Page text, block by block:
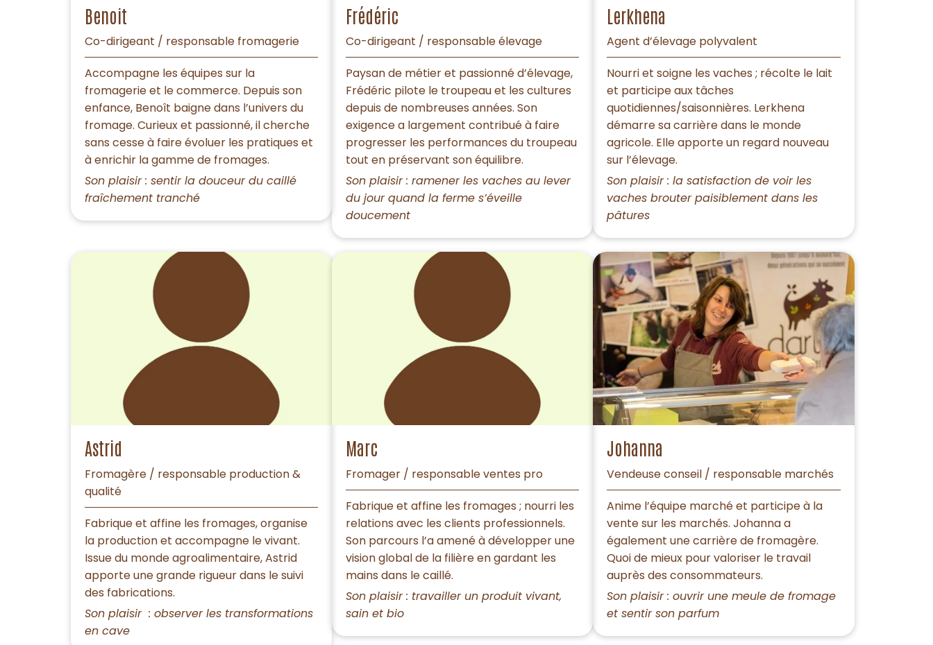
Benoit
Co-dirigeant / responsable fromagerie
Accompagne les équipes sur la
fromagerie et le commerce. Depuis son
enfance, Benoît baigne dans l’univers du
fromage. Curieux et passionné, il cherche
sans cesse à faire évoluer les pratiques et
à enrichir la gamme de fromages.
Son plaisir : sentir la douceur du caillé
fraîchement tranché
Frédéric
Co-dirigeant / responsable élevage
Paysan de métier et passionné d’élevage,
Frédéric pilote le troupeau et les cultures
depuis de nombreuses années. Son
exigence a largement contribué à faire
progresser les performances du troupeau
tout en préservant son équilibre.
Son plaisir : ramener les vaches au lever
du jour quand la ferme s’éveille
doucement
Lerkhena
Agent d’élevage polyvalent
Nourri et soigne les vaches ; récolte le lait
et participe aux tâches
quotidiennes/saisonnières. Lerkhena
démarre sa carrière dans le monde
agricole. Elle apporte un regard nouveau
sur l’élevage.
Son plaisir : la satisfaction de voir les
vaches brouter paisiblement dans les
pâtures
Astrid
Fromagère / responsable production &
qualité
Fabrique et affine les fromages, organise
la production et accompagne le vivant.
Issue du monde agroalimentaire, Astrid
apporte une grande rigueur dans le suivi
des fabrications.
Son plaisir : observer les transformations
en cave
Marc
Fromager / responsable ventes pro
Fabrique et affine les fromages ; nourri les
relations avec les clients professionnels.
Son parcours l’a amené à développer une
vision global de la filière en gardant les
mains dans le caillé.
Son plaisir : travailler un produit vivant,
sain et bio
Johanna
Vendeuse conseil / responsable marchés
Anime l’équipe marché et participe à la
vente sur les marchés. Johanna a
également une carrière de fromagère.
Quoi de mieux pour valoriser le travail
auprès des consommateurs.
Son plaisir : ouvrir une meule de fromage
et sentir son parfum